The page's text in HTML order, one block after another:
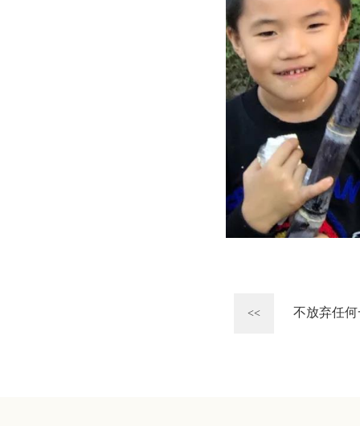
<< 不放弃任